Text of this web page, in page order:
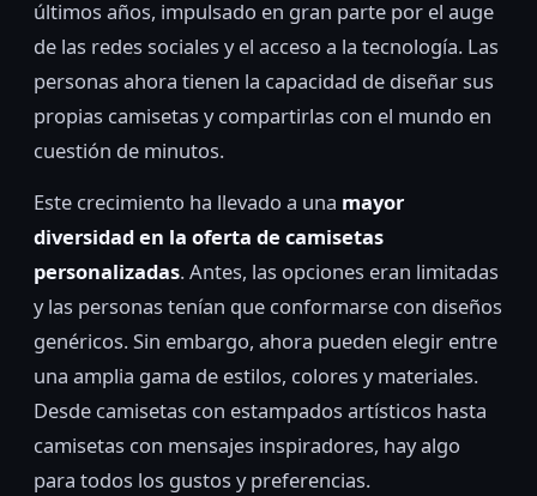
últimos años, impulsado en gran parte por el auge
de las redes sociales y el acceso a la tecnología. Las
personas ahora tienen la capacidad de diseñar sus
propias camisetas y compartirlas con el mundo en
cuestión de minutos.
Este crecimiento ha llevado a una mayor
diversidad en la oferta de camisetas
personalizadas. Antes, las opciones eran limitadas
y las personas tenían que conformarse con diseños
genéricos. Sin embargo, ahora pueden elegir entre
una amplia gama de estilos, colores y materiales.
Desde camisetas con estampados artísticos hasta
camisetas con mensajes inspiradores, hay algo
para todos los gustos y preferencias.